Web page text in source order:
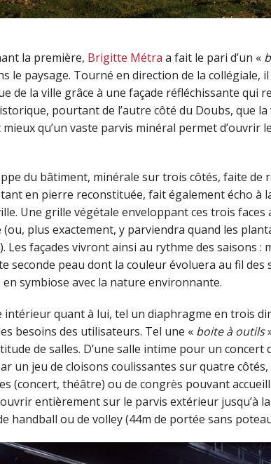
la première, Brigitte Métra a fait le pari d’un «
le paysage. Tourné en direction de la
de la ville grâce à une façade réfléchissante qui
pourtant de l’autre côté du Doubs, que
mieux qu’un vaste parvis minéral permet d’ouvrir
du bâtiment, minérale sur trois côtés, faite de
en pierre reconstituée, fait également écho à
Une grille végétale enveloppant ces trois
(ou, plus exactement, y parviendra quand les
Les façades vivront ainsi au rythme des saisons :
seconde peau dont la couleur évoluera au fil
symbiose avec la nature environnante.
intérieur quant à lui, tel un diaphragme en trois
besoins des utilisateurs. Tel une « boite à outils
de salles. D’une salle intime pour un concert
un jeu de cloisons coulissantes sur quatre
(concert, théâtre) ou de congrès pouvant
entièrement sur le parvis extérieur jusqu’à
handball ou de volley (44m de portée sans